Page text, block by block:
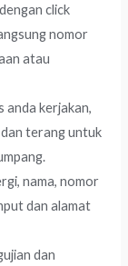
click
nomor
atau
anda kerjakan,
terang untuk
nama, nomor
dan alamat
dan